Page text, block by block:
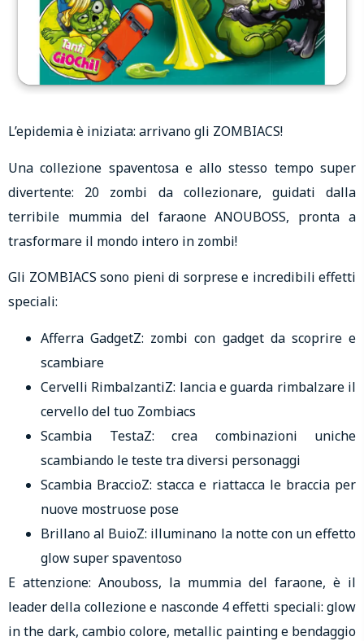
L’epidemia è iniziata: arrivano gli ZOMBIACS!
Una collezione spaventosa e allo stesso tempo super
divertente: 20 zombi da collezionare, guidati dalla
terribile mummia del faraone ANOUBOSS, pronta a
trasformare il mondo intero in zombi!
Gli ZOMBIACS sono pieni di sorprese e incredibili effetti
speciali:
Afferra GadgetZ: zombi con gadget da scoprire e
scambiare
Cervelli RimbalzantiZ: lancia e guarda rimbalzare il
cervello del tuo Zombiacs
Scambia TestaZ: crea combinazioni uniche
scambiando le teste tra diversi personaggi
Scambia BraccioZ: stacca e riattacca le braccia per
nuove mostruose pose
Brillano al BuioZ: illuminano la notte con un effetto
glow super spaventoso
E attenzione: Anouboss, la mummia del faraone, è il
leader della collezione e nasconde 4 effetti speciali: glow
in the dark, cambio colore, metallic painting e bendaggio